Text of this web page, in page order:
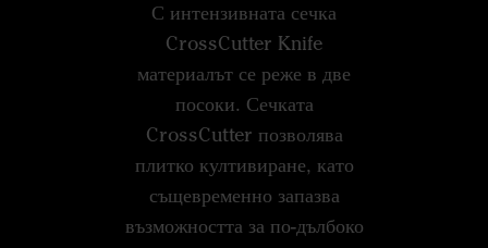
С интензивната сечка
CrossCutter Knife
материалът се реже в две
посоки. Сечката
CrossCutter позволява
плитко култивиране, като
същевременно запазва
възможността за по-дълбоко